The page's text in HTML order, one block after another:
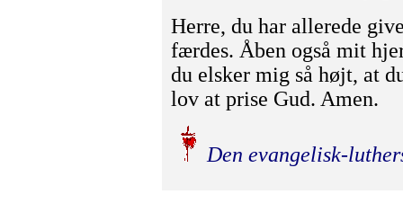
Herre, du har allerede
færdes. Åben også mit
du elsker mig så højt, at
lov at prise Gud. Amen.
Den evangelisk-